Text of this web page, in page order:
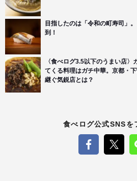
目指したのは「令和の町寿司」
到！
〈食べログ3.5以下のうまい店
てくる料理はガチ中華。京都・
継ぐ気鋭店とは？
食べログ公式SNSを